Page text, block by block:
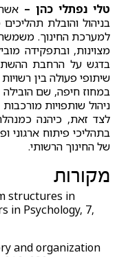
טלי נפתלי כהן –
בניהול והובלת
למערכת החינוך.
מצוינות, ובתפקידה
בדגש על הרחבת
שיתופי פעולה בין
במחוז חיפה, שם הובילה
ניהול שותפויות
לצד זאת, כיהנה
בתהליכי פיתוח ארגוני
של החינוך הרשותי.
מקורות
structures in
in Psychology, 7,
and organization